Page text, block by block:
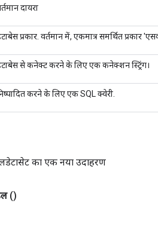
दायरा
प्रकार. वर्तमान में, एकमात्र समर्थित प्रकार
से कनेक्ट करने के लिए एक कनेक्शन स्ट्रिंग।
करने के लिए एक SQL क्वेरी.
का एक नया उदाहरण
()